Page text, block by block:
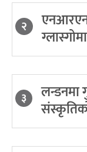
२
३ लन्डनमा